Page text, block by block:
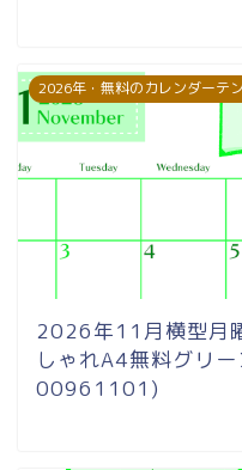
2026年・無料のカレンダーテ
2026年11月横型月
しゃれA4無料グリ
00961101)